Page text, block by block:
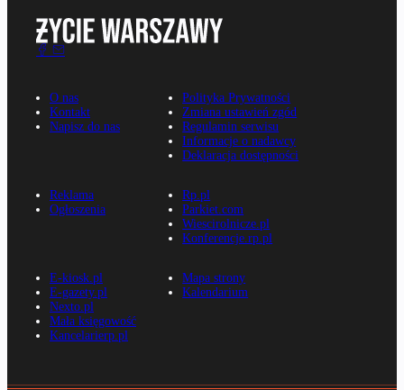
O nas
Kontakt
Napisz do nas
Polityka Prywatności
Zmiana ustawień zgód
Regulamin serwisu
Informacje o nadawcy
Deklaracja dostępności
Reklama
Ogłoszenia
Rp.pl
Parkiet.com
Wiescirolnicze.pl
Konferencje.rp.pl
E-kiosk.pl
E-gazety.pl
Nexto.pl
Mała księgowość
Kancelarierp.pl
Mapa strony
Kalendarium